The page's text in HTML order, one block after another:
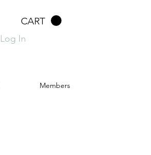
CART
Log In
Members